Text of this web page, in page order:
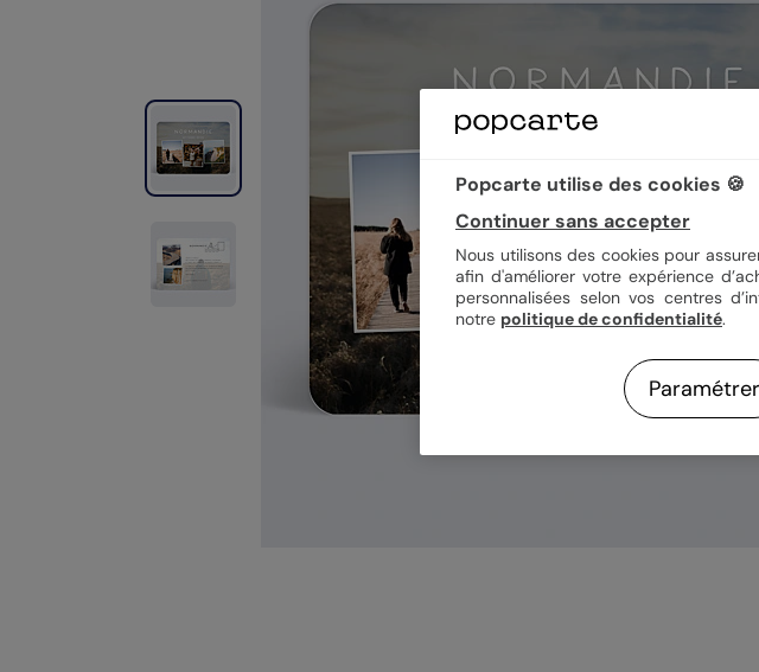
Popcarte utilise des cookies 🍪
Continuer sans accepter
Nous utilisons des cookies pour
afin d'améliorer votre expérience
personnalisées selon vos centres
notre politique de confidentialité.
Paramétrer